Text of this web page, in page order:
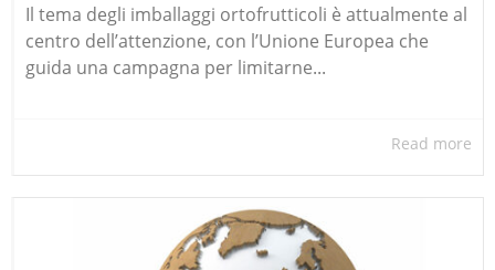
Il tema degli imballaggi ortofrutticoli è attualmente al
centro dell’attenzione, con l’Unione Europea che
guida una campagna per limitarne...
Read more